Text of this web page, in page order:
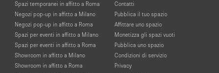
Spazi temporanei in affitto a Roma
Negozi pop-up in affitto a Milano
Negozi pop-up in affitto a Roma
Spazi per eventi in affitto a Milano
Spazi per eventi in affitto a Roma
Showroom in affitto a Milano
Showroom in affitto a Roma
Contatti
Pubblica il tuo spazio
Affittare uno spazio
Monetizza gli spazi vuoti
Pubblica uno spazio
Condizioni di servizio
Privacy